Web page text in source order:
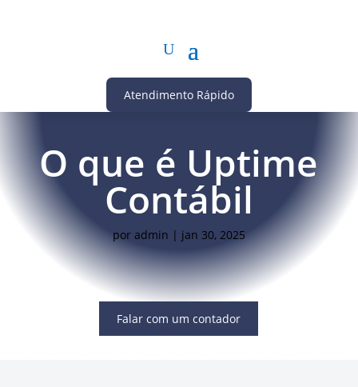
Atendimento Rápido
O que é Uptime
Contábil
por admin | jan 30, 2025
Falar com um contador